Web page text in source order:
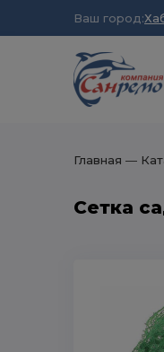
Ваш город:
Главная ―
Сетка